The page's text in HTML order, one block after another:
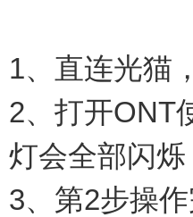
1、直连光猫
2、打开ONT
灯会全部闪
3、第2步操